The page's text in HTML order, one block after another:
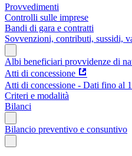
Provvedimenti
Controlli sulle imprese
Bandi di gara e contratti
Sovvenzioni, contributi, sussidi,
Albi beneficiari provvidenze di
Atti di concessione
Atti di concessione - Dati fino al
Criteri e modalità
Bilanci
Bilancio preventivo e consuntivo